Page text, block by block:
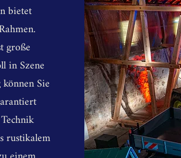
bietet
große
in Szene
Sie
rustikalem